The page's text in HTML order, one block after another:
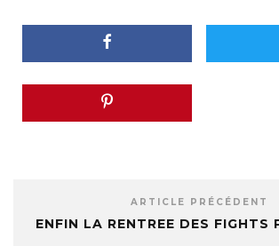
ARTICLE PRÉCÉDENT
ENFIN LA RENTREE DES FIGHTS